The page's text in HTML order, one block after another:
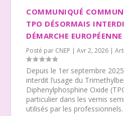
COMMUNIQUÉ COMMUN
TPO DÉSORMAIS
DÉMARCHE
Posté par CNEP |Avr 2, 2026 |
Depuis le 1er septembre
interdit l’usage du
Diphenylphosphine Oxide
particulier dans les vernis
utilisés par les professionnels.